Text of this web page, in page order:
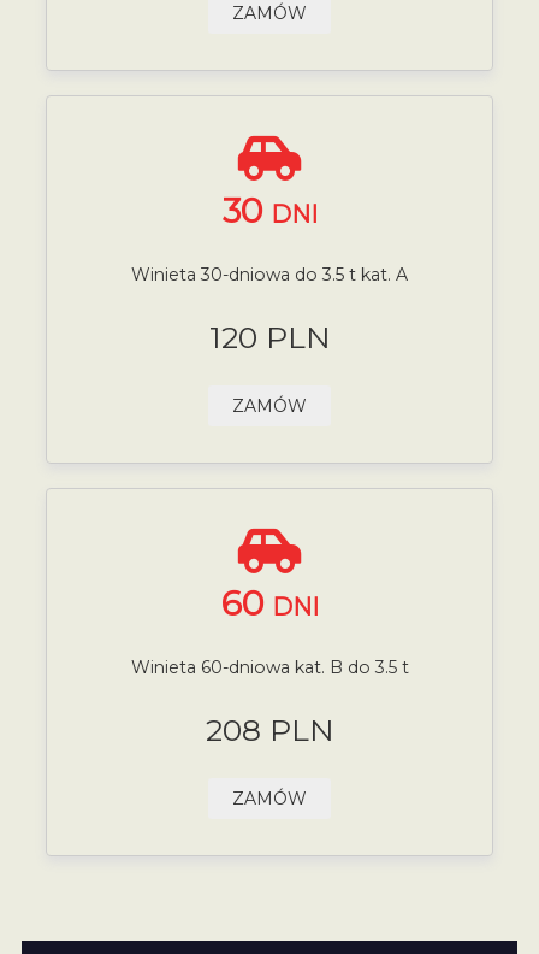
ZAMÓW
30 DNI
Winieta 30-dniowa do 3.5 t kat. A
120 PLN
ZAMÓW
60 DNI
Winieta 60-dniowa kat. B do 3.5 t
208 PLN
ZAMÓW